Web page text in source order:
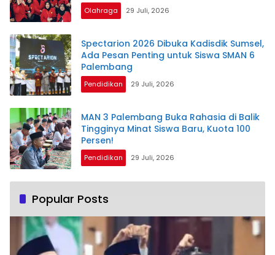
Olahraga 29 Juli, 2026
Spectarion 2026 Dibuka Kadisdik Sumsel,
Ada Pesan Penting untuk Siswa SMAN 6
Palembang
Pendidikan 29 Juli, 2026
MAN 3 Palembang Buka Rahasia di Balik
Tingginya Minat Siswa Baru, Kuota 100
Persen!
Pendidikan 29 Juli, 2026
Popular Posts